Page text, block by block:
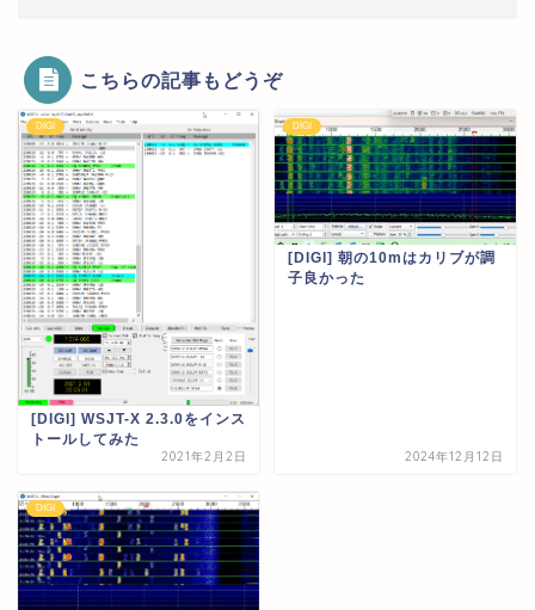
こちらの記事もどうぞ
DIGI
[DIGI] WSJT-X 2.3.0をインス
トールしてみた
2021年2月2日
DIGI
[DIGI] 朝の10mはカリブが調
子良かった
2024年12月12日
DIGI